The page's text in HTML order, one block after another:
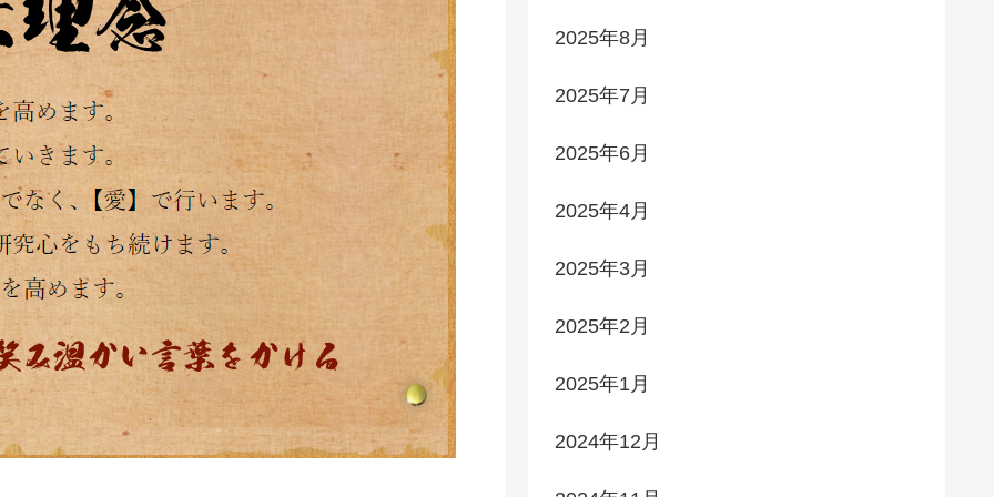
2025年8月
2025年7月
2025年6月
2025年4月
2025年3月
2025年2月
2025年1月
2024年12月